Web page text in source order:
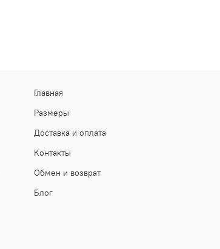
Главная
Размеры
Доставка и оплата
Контакты
Обмен и возврат
Блог